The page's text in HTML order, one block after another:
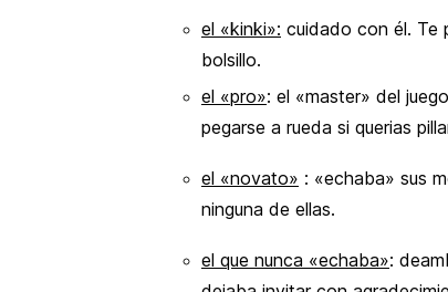
el «kinki»: cuidado con él. Te
bolsillo.
el «pro»: el «master» del
pegarse a rueda si querias
el «novato» : «echaba» sus
ninguna de ellas.
el que nunca «echaba»: